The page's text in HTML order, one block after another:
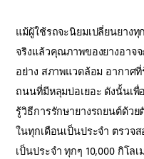
แม้ผู้ใช้รถจะนิยมเปลี่ยนยางทุ
จริงแล้วคุณภาพของยางอาจจ
อย่าง สภาพแวดล้อม อากาศ
ถนนที่มีหลุมบ่อเยอะ ดังนั้นเพื่
รู้วิธีการรักษายางรถยนต์ด้วย
ในทุกเดือนเป็นประจำ ตรวจ
เป็นประจำ ทุกๆ 10,000 กิโล